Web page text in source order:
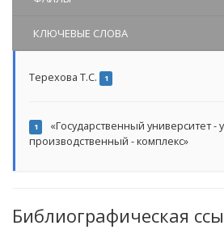
КЛЮЧЕВЫЕ СЛОВА
Терехова Т.С. 1
1
«Государственный университет -
производственный - комплекс»
Библиографическая